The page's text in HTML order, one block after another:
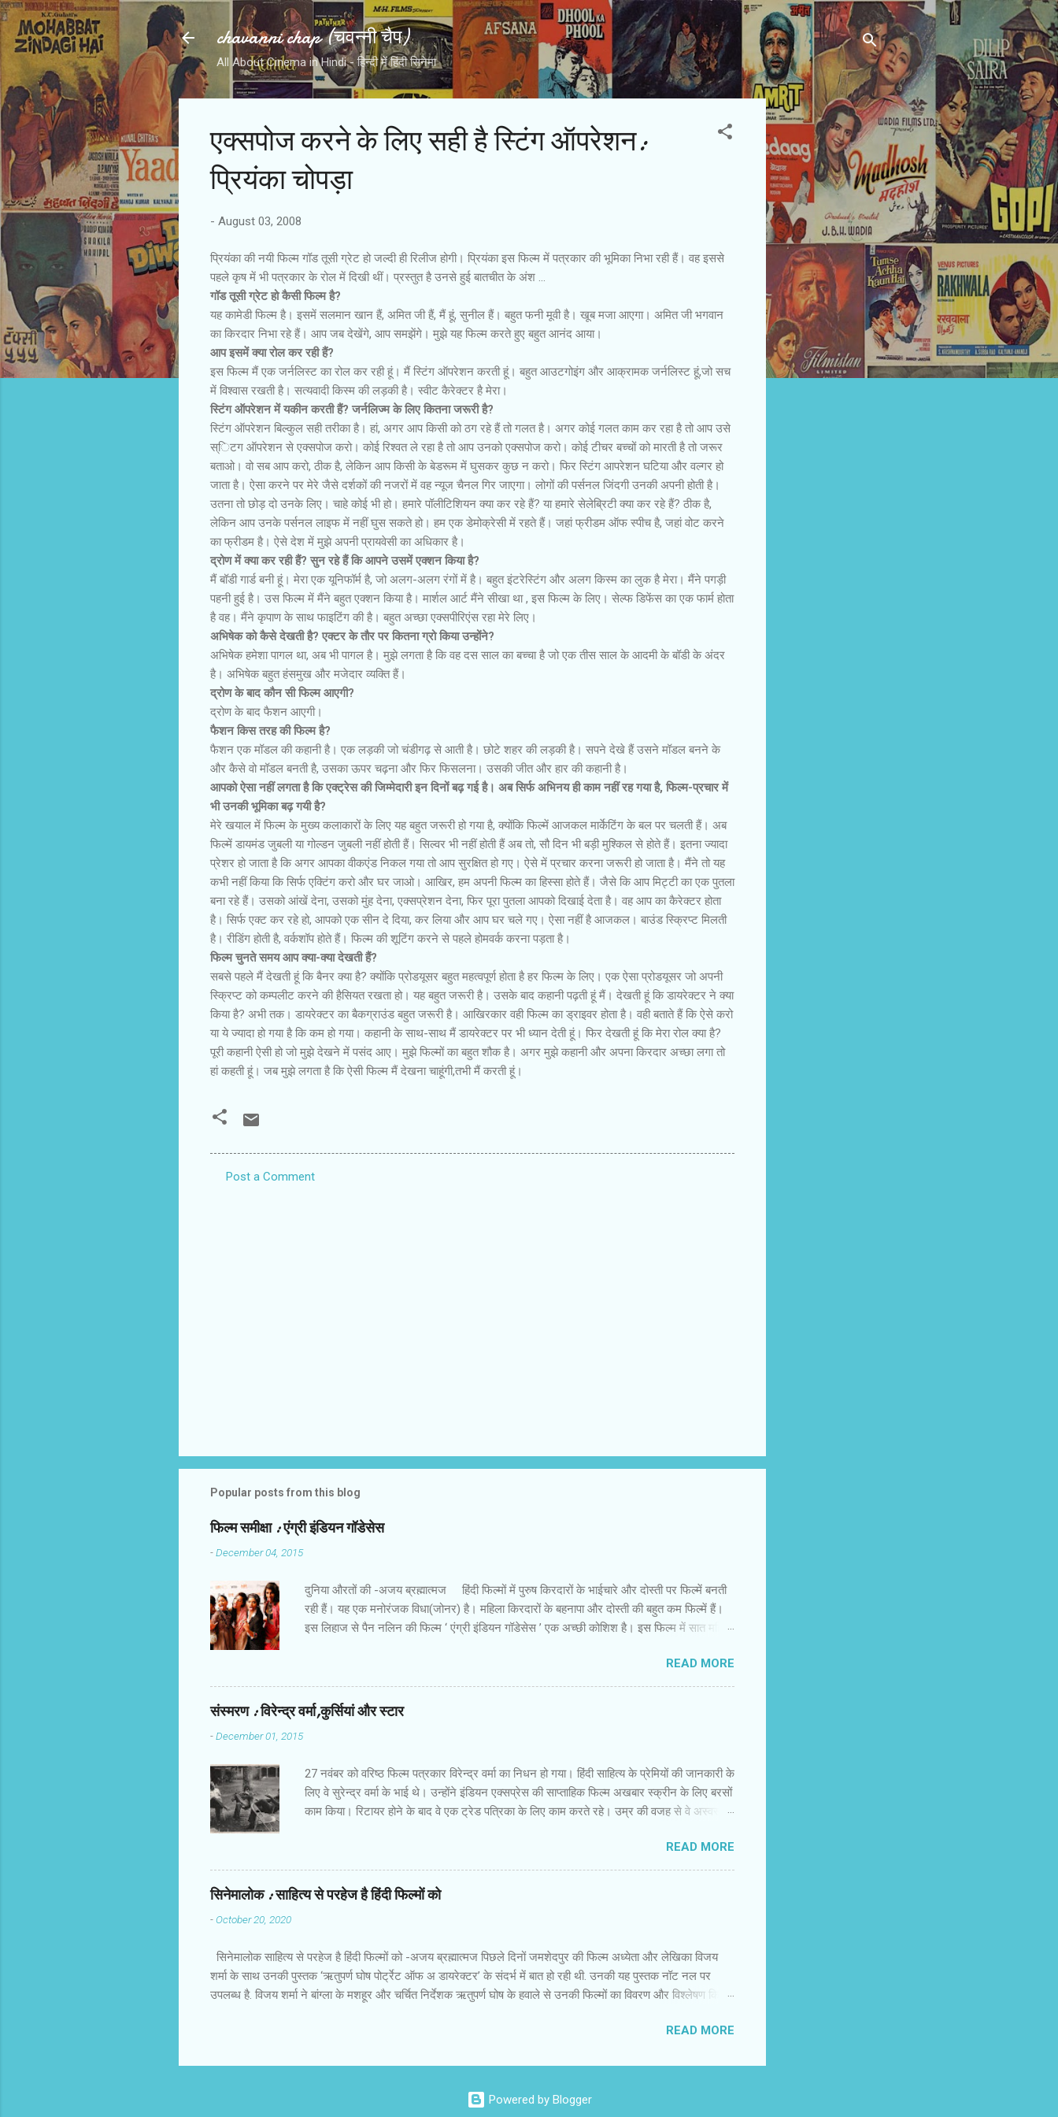
Skip to main content
chavanni chap (चवन्नी चैप)
All About Cinema in Hindi - हिन्दी में हिंदी सिनेमा
एक्सपोज करने के लिए सही है स्टिंग ऑपरेशन:
प्रियंका चोपड़ा
- August 03, 2008
प्रियंका की नयी फिल्म गॉड तूसी ग्रेट हो जल्दी ही रिलीज होगी। प्रियंका इस फिल्म में पत्रकार की भूमिका निभा रही हैं। वह इससे
पहले कृष में भी पत्रकार के रोल में दिखी थीं। प्रस्तुत है उनसे हुई बातचीत के अंश ...
गॉड तूसी ग्रेट हो कैसी फिल्म है?
यह कामेडी फिल्म है। इसमें सलमान खान हैं, अमित जी हैं, मैं हूं, सुनील हैं। बहुत फनी मूवी है। खूब मजा आएगा। अमित जी भगवान
का किरदार निभा रहे हैं। आप जब देखेंगे, आप समझेंगे। मुझे यह फिल्म करते हुए बहुत आनंद आया।
आप इसमें क्या रोल कर रही हैं?
इस फिल्म मैं एक जर्नलिस्ट का रोल कर रही हूं। मैं स्टिंग ऑपरेशन करती हूं। बहुत आउटगोइंग और आक्रामक जर्नलिस्ट हूं,जो सच
में विश्वास रखती है। सत्यवादी किस्म की लड़की है। स्वीट कैरेक्टर है मेरा।
स्टिंग ऑपरेशनमें यकीन करती हैं? जर्नलिज्म के लिए कितना जरूरी है?
स्टिंग ऑपरेशन बिल्कुल सही तरीका है। हां, अगर आप किसी को ठग रहे हैं तो गलत है। अगर कोई गलत काम कर रहा है तो आप उसे
स्िटग ऑपरेशन से एक्सपोज करो। कोई रिश्वत ले रहा है तो आप उनको एक्सपोज करो। कोई टीचर बच्चों को मारती है तो जरूर
बताओ। वो सब आप करो, ठीक है, लेकिन आप किसी के बेडरूम में घुसकर कुछ न करो। फिर स्टिंग आपरेशन घटिया और वल्गर हो
जाता है। ऐसा करने पर मेरे जैसे दर्शकों की नजरों में वह न्यूज चैनल गिर जाएगा। लोगों की पर्सनल जिंदगी उनकी अपनी होती है।
उतना तो छोड़ दो उनके लिए। चाहे कोई भी हो। हमारे पॉलीटिशियन क्या कर रहे हैं? या हमारे सेलेब्रिटी क्या कर रहे हैं? ठीक है,
लेकिन आप उनके पर्सनल लाइफ में नहीं घुस सकते हो। हम एक डेमोक्रेसी में रहते हैं। जहां फ्रीडम ऑफ स्पीच है, जहां वोट करने
का फ्रीडम है। ऐसे देश में मुझे अपनी प्रायवेसी का अधिकार है।
द्रोण में क्या कर रही हैं? सुन रहे हैं कि आपने उसमें एक्शन किया है?
मैं बॉडी गार्ड बनी हूं। मेरा एक यूनिफॉर्म है, जो अलग-अलग रंगों में है। बहुत इंटरेस्टिंग और अलग किस्म का लुक है मेरा। मैंने पगड़ी
पहनी हुई है। उस फिल्म में मैंने बहुत एक्शन किया है। मार्शल आर्ट मैंने सीखा था , इस फिल्म के लिए। सेल्फ डिफेंस का एक फार्म होता
है वह। मैंने कृपाण के साथ फाइटिंग की है। बहुत अच्छा एक्सपीरिएंस रहा मेरे लिए।
अभिषेक को कैसे देखती है? एक्टर के तौर पर कितना ग्रो किया उन्होंने?
अभिषेक हमेशा पागल था, अब भी पागल है। मुझे लगता है कि वह दस साल का बच्चा है जो एक तीस साल के आदमी के बॉडी के अंदर
है। अभिषेक बहुत हंसमुख और मजेदार व्यक्ति हैं।
द्रोण के बाद कौन सी फिल्म आएगी?
द्रोण के बाद फैशन आएगी।
फैशन किस तरह की फिल्म है?
फैशन एक मॉडल की कहानी है। एक लड़की जो चंडीगढ़ से आती है। छोटे शहर की लड़की है। सपने देखे हैं उसने मॉडल बनने के
और कैसे वो मॉडल बनती है, उसका ऊपर चढ़ना और फिर फिसलना। उसकी जीत और हार की कहानी है।
आपको ऐसा नहीं लगता है कि एक्ट्रेस की जिम्मेदारी इन दिनों बढ़ गई है। अब सिर्फ अभिनय ही काम नहीं रह गया है, फिल्म-प्रचार में
भी उनकी भूमिका बढ़ गयी है?
मेरे खयाल में फिल्म के मुख्य कलाकारों के लिए यह बहुत जरूरी हो गया है, क्योंकि फिल्में आजकल मार्केटिंग के बल पर चलती हैं। अब
फिल्में डायमंड जुबली या गोल्डन जुबली नहीं होती हैं। सिल्वर भी नहीं होती हैं अब तो, सौ दिन भी बड़ी मुश्किल से होते हैं। इतना ज्यादा
प्रेशर हो जाता है कि अगर आपका वीकएंड निकल गया तो आप सुरक्षित हो गए। ऐसे में प्रचार करना जरूरी हो जाता है। मैंने तो यह
कभी नहीं किया कि सिर्फ एक्टिंग करो और घर जाओ। आखिर, हम अपनी फिल्म का हिस्सा होते हैं। जैसे कि आप मिट्टी का एक पुतला
बना रहे हैं। उसको आंखें देना, उसको मुंह देना, एक्सप्रेशन देना, फिर पूरा पुतला आपको दिखाई देता है। वह आप का कैरेक्टर होता
है। सिर्फ एक्ट कर रहे हो, आपको एक सीन दे दिया, कर लिया और आप घर चले गए। ऐसा नहीं है आजकल। बाउंड स्क्रिप्ट मिलती
है। रीडिंग होती है, वर्कशॉप होते हैं। फिल्म की शूटिंग करने से पहले होमवर्क करना पड़ता है।
फिल्म चुनते समय आप क्या-क्या देखती हैं?
सबसे पहले मैं देखती हूं कि बैनर क्या है? क्योंकि प्रोडयूसर बहुत महत्वपूर्ण होता है हर फिल्म के लिए। एक ऐसा प्रोडयूसर जो अपनी
स्क्रिप्ट को कम्पलीट करने की हैसियत रखता हो। यह बहुत जरूरी है। उसके बाद कहानी पढ़ती हूं मैं। देखती हूं कि डायरेक्टर ने क्या
किया है? अभी तक। डायरेक्टर का बैकग्राउंड बहुत जरूरी है। आखिरकार वही फिल्म का ड्राइवर होता है। वही बताते हैं कि ऐसे करो
या ये ज्यादा हो गया है कि कम हो गया। कहानी के साथ-साथ मैं डायरेक्टर पर भी ध्यान देती हूं। फिर देखती हूं कि मेरा रोल क्या है?
पूरी कहानी ऐसी हो जो मुझे देखने में पसंद आए। मुझे फिल्मों का बहुत शौक है। अगर मुझे कहानी और अपना किरदार अच्छा लगा तो
हां कहती हूं। जब मुझे लगता है कि ऐसी फिल्म मैं देखना चाहूंगी,तभी मैं करती हूं।
Post a Comment
Popular posts from this blog
फिल्‍म समीक्षा : एंग्री इंडियन गॉडेसेस
-December 04, 2015
दुनिया औरतों की -अजय ब्रह्मात्‍मज हिंदी फिल्‍मों में पुरुष किरदारों के भाईचारे और दोस्‍ती पर फिल्‍में बनती
रही हैं। यह एक मनोरंजक विधा(जोनर) है। महिला किरदारों के बहनापा और दोस्‍ती की बहुत कम फिल्‍में हैं।
इस लिहाज से पैन नलिन की फिल्‍म ‘ एंग्री इंडियन गॉडेसेस ’ एक अच्‍छी कोशिश है। इस फिल्‍म में सात महिला
होती हैं। उनमें से एक की शादी होने वाली है। बाकी लड़कियों में से कुछ की शादी हो चुकी है और कुछ अभी
तक करिअर और जिंदगी की जद्दोजहद में फंसी हैं। पैन नलिन ने उनके इस मिलन में उनकी जिंदगी के
खालीपन,शिकायतों और उम्‍मीदों को रखने की कोशिश की है। फिल्‍म की शुरुआत रोचक है। आरंभिक
मोटाज में हम सातों लड़कियों की जिंदगी की झलक पाते हैं। वे सभी जूझ रही हैं। उन्‍हें इस समाज में सामंजस्‍य
READ MORE
संस्‍मरण : विरेन्‍द्र वर्मा,कुर्सियां और स्‍टार
-December 01, 2015
27 नवंबर को वरिष्‍ठ फिल्‍म पत्रकार विरेन्‍द्र वर्मा का निधन हो गया। हिंदी साहित्‍य के प्रेमियों की जानकारी के
लिए वे सुरेन्‍द्र वर्मा के भाई थे। उन्‍होंने इंडियन एक्‍सप्रेस की साप्‍ताहिक फिल्‍म अखबार स्‍क्रीन के लिए बरसों
काम किया। रिटायर होने के बाद वे एक ट्रेड पत्रिका के लिए काम करते रहे। उम्र की वजह से वे अस्‍वस्‍थ
आलोचना करते हैं। मैंने विरेन्‍द्र वर्मा को कभी दुखी और नाराज नहीं देखा। इधर वे फिल्‍मों के प्रिव्‍यू शो में
आते थे और कभी सीट या कुर्सी खाली नहीं मिलती थी तो भी वे कुढ़ते नहीं थे। आने लिए जगह खोज कर
चुपचाप बैठ जाते थे। हिंदी फिल्‍म इंडस्‍ट्री का पुराना दस्‍तूर है कि स्‍टार हो या पत्रकार...यहां ताकतवर और
उदीयमान को सभी सलाम करते हैं। समय के साथ विरेन्‍द्र वर्मा की भूमिका नेपथ्‍य में चली गई थी। उनके
READ MORE
सिनेमालोक : साहित्य से परहेज है हिंदी फिल्मों को
-October 20, 2020
सिनेमालोक साहित्य से परहेज है हिंदी फिल्मों को -अजय ब्रह्मात्मज पिछले दिनों जमशेदपुर की फिल्म अध्येता और लेखिका विजय
शर्मा के साथ उनकी पुस्तक ‘ऋतुपर्ण घोष पोर्ट्रेट ऑफ अ डायरेक्टर’ के संदर्भ में बात हो रही थी. उनकी यह पुस्तक नॉट नल पर
उपलब्ध है. विजय शर्मा ने बांग्ला के मशहूर और चर्चित निर्देशक ऋतुपर्ण घोष के हवाले से उनकी फिल्मों का विवरण और विश्लेषण किया
फिल्में बांग्ला साहित्य पर केंद्रित हैं. दो-तीन ही विदेशी भाषाओं के लेखकों की कृति पर आधारित होंगी. विजय शर्मा से ही बातचीत के
बार कन्नड़ के प्रसिद्ध निर्देशक गिरीश कसरावल्ली से बात हो रही थी. उन्होंने 25 से अधिक फिल्में साहित्य से प्रेरित होकर बनाई हैहैं.
मलयालम, तमिल, तेलुगू में भी साहित्यिक कृतियों पर आधारित फ़िल्में मिल जाती हैं. सभी भाषाओं के फिल्मकारों ने अपनी संस्कृति और
READ MORE
Powered by Blogger